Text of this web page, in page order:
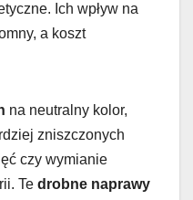
Ich wpływ na
a koszt
na neutralny kolor,
zniszczonych
czy wymianie
Te drobne naprawy